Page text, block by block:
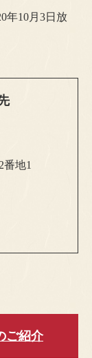
年10月3日放
地1
ご紹介